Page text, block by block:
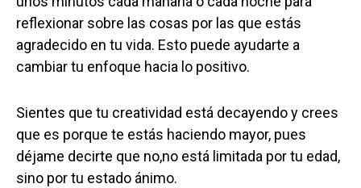
reflexionar sobre las cosas por las que estás
agradecido en tu vida. Esto puede ayudarte a
cambiar tu enfoque hacia lo positivo.
Sientes que tu creatividad está decayendo y crees
que es porque te estás haciendo mayor, pues
déjame decirte que no,no está limitada por tu edad,
sino por tu estado ánimo.